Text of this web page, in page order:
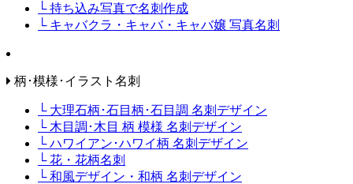
└ 持ち込み写真で名刺作成
└ キャバクラ・キャバ・キャバ嬢 写真名刺
柄･模様･イラスト名刺
└ 大理石柄･石目柄･石目調 名刺デザイン
└ 木目調･木目 柄 模様 名刺デザイン
└ ハワイアン･ハワイ柄 名刺デザイン
└ 花・花柄名刺
└ 和風デザイン・和柄 名刺デザイン